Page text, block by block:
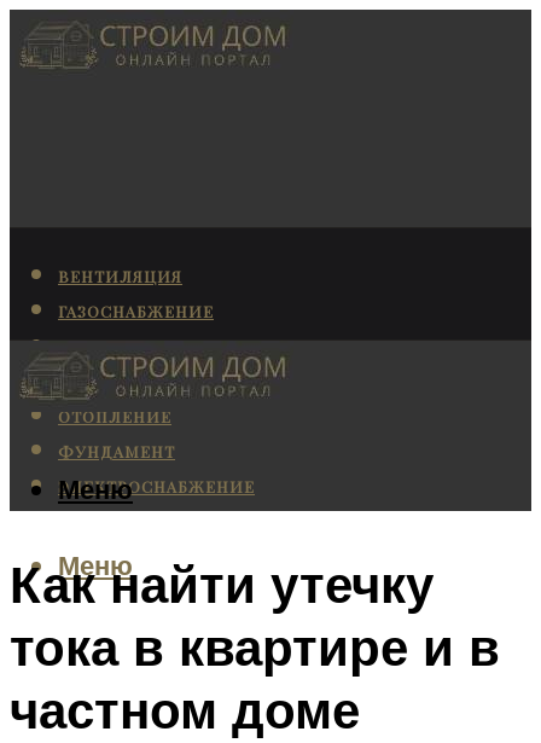
ВЕНТИЛЯЦИЯ
ГАЗОСНАБЖЕНИЕ
КАНАЛИЗАЦИЯ
КОНДИЦИОНИРОВАНИЕ
ОТОПЛЕНИЕ
ФУНДАМЕНТ
ЭЛЕКТРОСНАБЖЕНИЕ
Меню
Меню
Как найти утечку
тока в квартире и в
частном доме